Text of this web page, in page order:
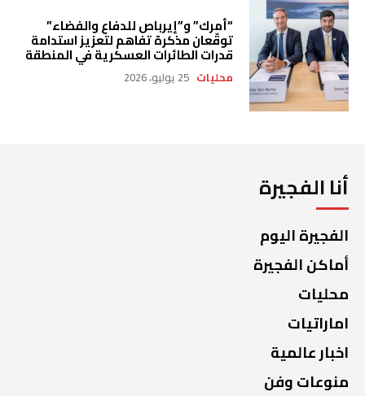
“أمرك” و”إيرباص للدفاع والفضاء”
توقّعان مذكرة تفاهم لتعزيز استدامة
قدرات الطائرات العسكرية في المنطقة
محليات 25 يوليو، 2026
أنا الفجيرة
الفجيرة اليوم
أماكن الفجيرة
محليات
اماراتيات
اخبار عالمية
منوعات وفن